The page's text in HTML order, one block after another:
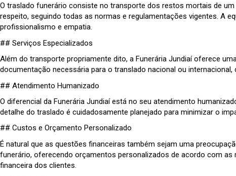
O traslado funerário consiste no transporte dos restos mortais de
respeito, seguindo todas as normas e regulamentações vigentes. A
profissionalismo e empatia.
## Serviços Especializados
Além do transporte propriamente dito, a Funerária Jundiaí oferece
documentação necessária para o translado nacional ou
## Atendimento Humanizado
O diferencial da Funerária Jundiaí está no seu atendimento
detalhe do traslado é cuidadosamente planejado para minimizar o
## Custos e Orçamento Personalizado
É natural que as questões financeiras também sejam uma
funerário, oferecendo orçamentos personalizados de acordo com
financeira dos clientes.